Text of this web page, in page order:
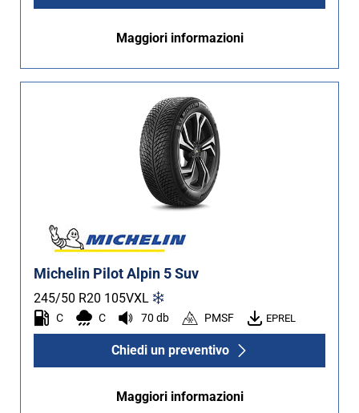
Maggiori informazioni
Michelin Pilot Alpin 5 Suv
245/50 R20 105VXL
C C 70 db PMSF EPREL
Chiedi un preventivo
Maggiori informazioni